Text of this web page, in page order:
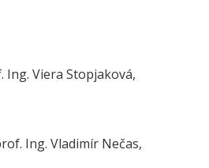
Viera Stopjaková,
Ing. Vladimír Nečas,